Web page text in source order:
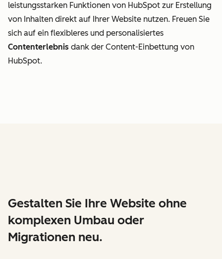
leistungsstarken Funktionen von HubSpot zur Erstellung
von Inhalten direkt auf Ihrer Website nutzen. Freuen Sie
sich auf ein flexibleres und personalisiertes
Contenterlebnis dank der Content-Einbettung von
HubSpot.
Gestalten Sie Ihre Website ohne
komplexen Umbau oder
Migrationen neu.